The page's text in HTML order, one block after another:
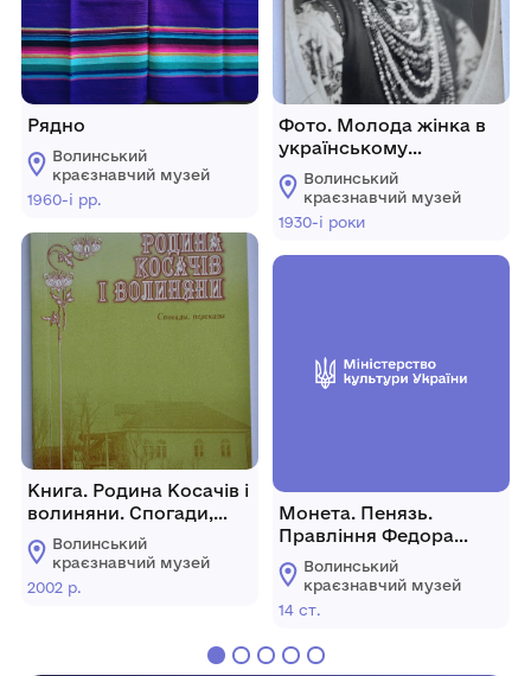
Рядно
Волинський
краєзнавчий музей
1960-і рр.
Книга. Родина Косачів і
волиняни. Спогади,
перекази
Волинський
краєзнавчий музей
2002 р.
Фото. Молода жінка в
українському
народному вбранні
Волинський
краєзнавчий музей
1930-і роки
Монета. Пенязь.
Правління Федора
Любартовича
Волинський
краєзнавчий музей
14 ст.